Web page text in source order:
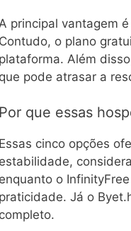
A principal vantagem
Contudo, o plano
plataforma. Além
que pode atrasar a
Por que essas
Essas cinco opções
estabilidade,
enquanto o
praticidade. Já o
completo.